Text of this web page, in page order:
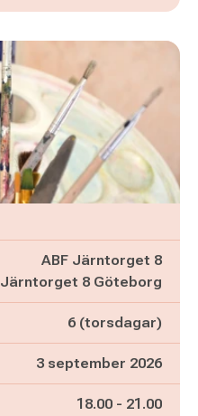
ABF Järntorget 8
Järntorget 8 Göteborg
6 (torsdagar)
3 september 2026
Pågår mellan
18.00 - och
21.00